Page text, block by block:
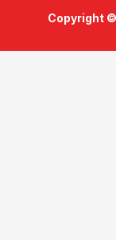
Copyright